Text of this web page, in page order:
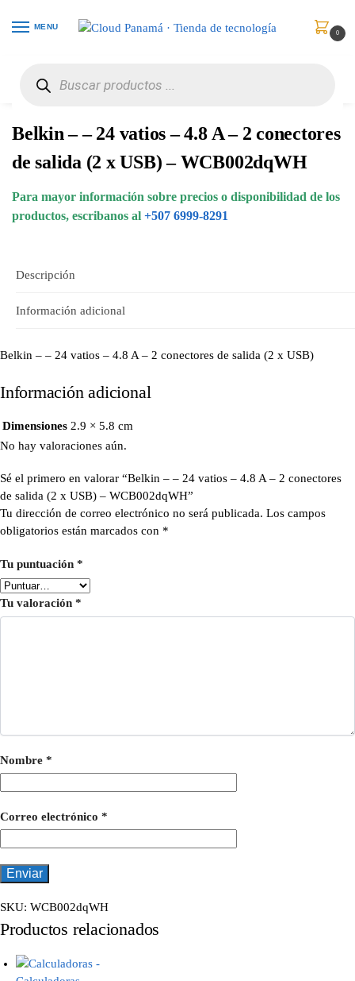
MENU
0
Belkin – – 24 vatios – 4.8 A – 2 conectores
de salida (2 x USB) – WCB002dqWH
Para mayor información sobre precios o disponibilidad de los
productos, escribanos al +507 6999-8291
Descripción
Información adicional
Belkin – – 24 vatios – 4.8 A – 2 conectores de salida (2 x USB)
Información adicional
Dimensiones 2.9 × 5.8 cm
No hay valoraciones aún.
Sé el primero en valorar “Belkin – – 24 vatios – 4.8 A – 2 conectores
de salida (2 x USB) – WCB002dqWH”
Tu dirección de correo electrónico no será publicada. Los campos
obligatorios están marcados con *
Tu puntuación *
Tu valoración *
Nombre *
Correo electrónico *
SKU: WCB002dqWH
Productos relacionados